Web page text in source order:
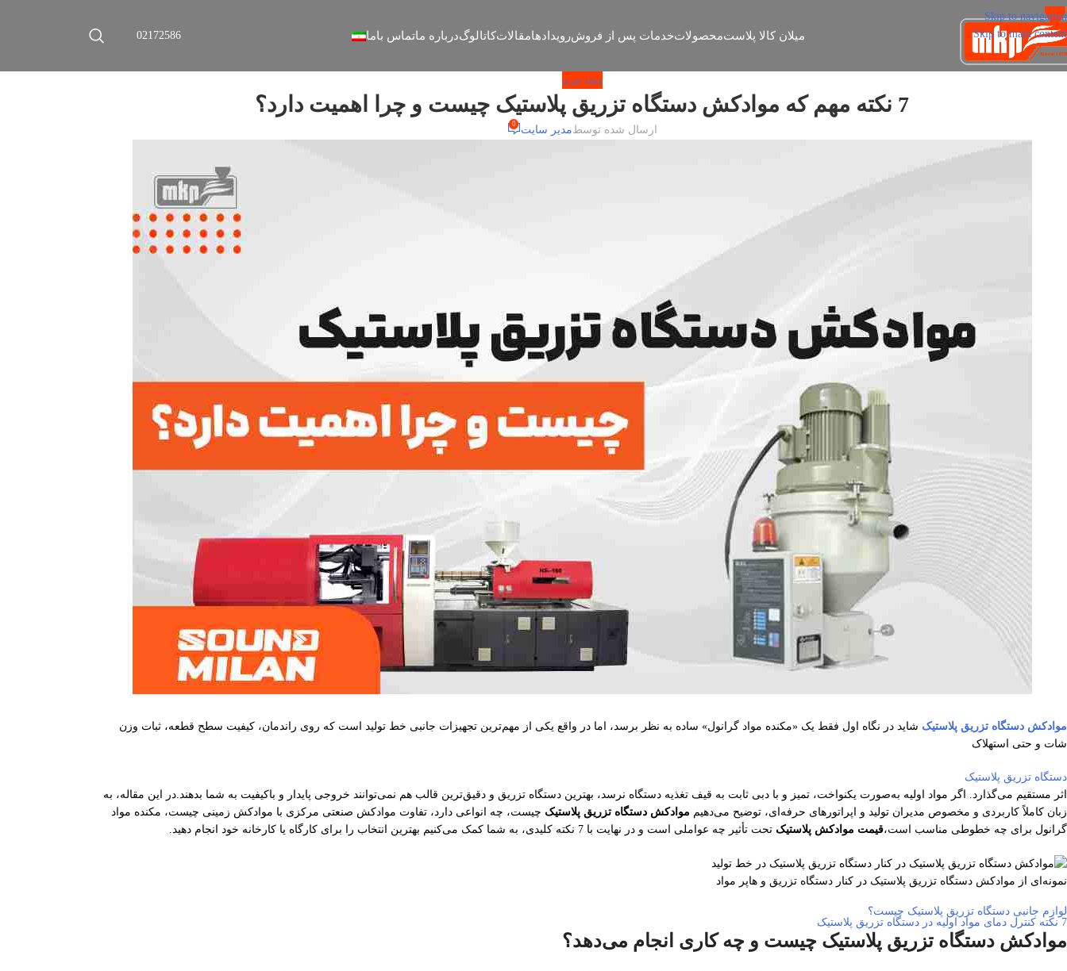
Skip to navigation
Skip to main content
میلان کالا پلاستمحصولاتخدمات پس از فروشرویدادهامقالاتکاتالوگدرباره ماتماس باما 02172586
مجله خبری
7 نکته مهم که موادکش دستگاه تزریق پلاستیک چیست و چرا اهمیت دارد؟
ارسال شده توسطمدیر سایت 0
موادکش دستگاه تزریق پلاستیک شاید در نگاه اول فقط یک «مکنده مواد گرانول» ساده به نظر برسد، اما در واقع یکی از مهم‌ترین تجهیزات جانبی خط تولید است که روی راندمان، کیفیت سطح قطعه، ثبات وزن
شات و حتی استهلاک
دستگاه تزریق پلاستیک
اثر مستقیم می‌گذارد. اگر مواد اولیه به‌صورت یکنواخت، تمیز و با دبی ثابت به قیف تغذیه دستگاه نرسد، بهترین دستگاه تزریق و دقیق‌ترین قالب هم نمی‌توانند خروجی پایدار و باکیفیت به شما بدهند.در این مقاله، به
زبان کاملاً کاربردی و مخصوص مدیران تولید و اپراتورهای حرفه‌ای، توضیح می‌دهیم موادکش دستگاه تزریق پلاستیک چیست، چه انواعی دارد، تفاوت موادکش صنعتی مرکزی با موادکش زمینی چیست، مکنده مواد
گرانول برای چه خطوطی مناسب است،قیمت موادکش پلاستیک تحت تأثیر چه عواملی است و در نهایت با 7 نکته کلیدی، به شما کمک می‌کنیم بهترین انتخاب را برای کارگاه یا کارخانه خود انجام دهید.
نمونه‌ای از موادکش دستگاه تزریق پلاستیک در کنار دستگاه تزریق و هاپر مواد
لوازم جانبی دستگاه تزریق پلاستیک چیست؟
7 نکته کنترل دمای مواد اولیه در دستگاه تزریق پلاستیک
موادکش دستگاه تزریق پلاستیک چیست و چه کاری انجام می‌دهد؟